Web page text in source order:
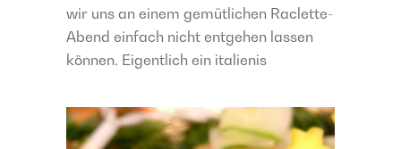
wir uns an einem gemütlichen Raclette-
Abend einfach nicht entgehen lassen
können. Eigentlich ein italienis